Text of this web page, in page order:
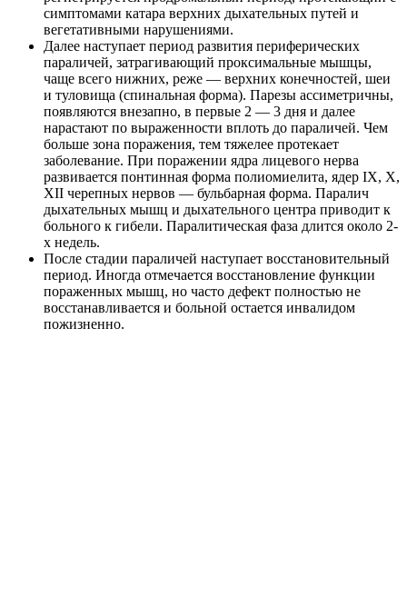
симптомами катара верхних дыхательных путей и
вегетативными нарушениями.
Далее наступает период развития периферических
параличей, затрагивающий проксимальные мышцы,
чаще всего нижних, реже — верхних конечностей, шеи
и туловища (спинальная форма). Парезы ассиметричны,
появляются внезапно, в первые 2 — 3 дня и далее
нарастают по выраженности вплоть до параличей. Чем
больше зона поражения, тем тяжелее протекает
заболевание. При поражении ядра лицевого нерва
развивается понтинная форма полиомиелита, ядер IX, X,
XII черепных нервов — бульбарная форма. Паралич
дыхательных мышц и дыхательного центра приводит к
больного к гибели. Паралитическая фаза длится около 2-
х недель.
После стадии параличей наступает восстановительный
период. Иногда отмечается восстановление функции
пораженных мышц, но часто дефект полностью не
восстанавливается и больной остается инвалидом
пожизненно.